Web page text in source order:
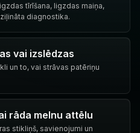
tīrīšana, ligzdas maiņa,
diagnostika.
vai izslēdzas
un to, vai strāvas patēriņu
rāda melnu attēlu
stikliņš, savienojumi un